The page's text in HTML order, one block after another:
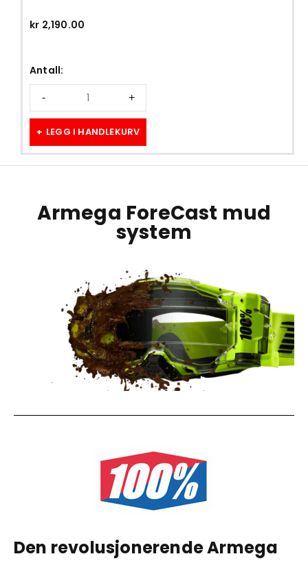
kr 2,190.00
Antall:
LEGG I HANDLEKURV
Armega ForeCast mud
system
Den revolusjonerende Armega